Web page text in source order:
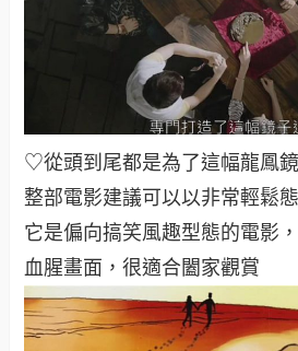
♡從頭到尾都是為了這幅龍鳳
整部電影建議可以以非常輕鬆
它是偏向搞笑風趣型態的電影
血腥畫面，很適合闔家觀賞